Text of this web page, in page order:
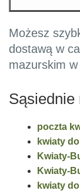
Możesz
dostawą w
mazurskim
Sąsiednie
poczta
kwiaty
Kwiaty-
Kwiaty-
kwiaty